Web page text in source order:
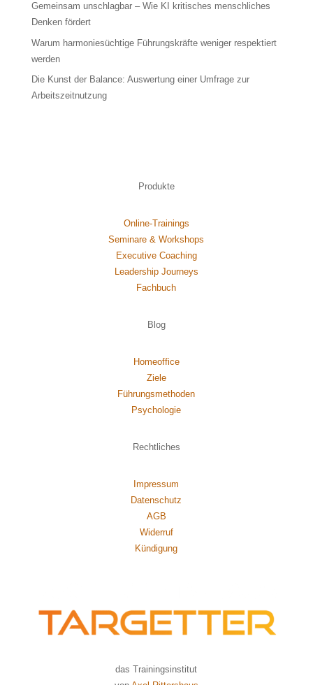
Gemeinsam unschlagbar – Wie KI kritisches menschliches
Denken fördert
Warum harmoniesüchtige Führungskräfte weniger respektiert
werden
Die Kunst der Balance: Auswertung einer Umfrage zur
Arbeitszeitnutzung
Produkte
Online-Trainings
Seminare & Workshops
Executive Coaching
Leadership Journeys
Fachbuch
Blog
Homeoffice
Ziele
Führungsmethoden
Psychologie
Rechtliches
Impressum
Datenschutz
AGB
Widerruf
Kündigung
das Trainingsinstitut